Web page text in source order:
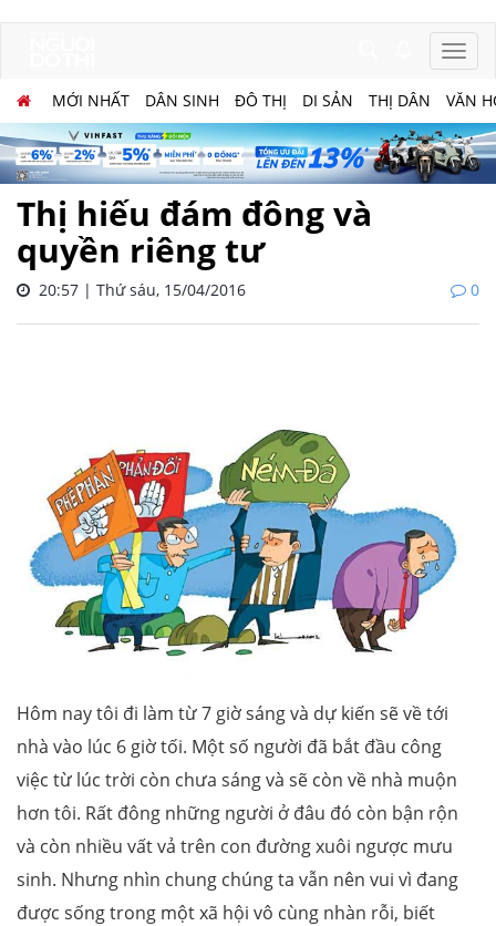
MỚI NHẤT DÂN SINH ĐÔ THỊ DI SẢN THỊ DÂN VĂN
Thị hiếu đám đông và
quyền riêng tư
20:57 | Thứ sáu, 15/04/2016 0
Hôm nay tôi đi làm từ 7 giờ sáng và dự kiến sẽ về tới
nhà vào lúc 6 giờ tối. Một số người đã bắt đầu công
việc từ lúc trời còn chưa sáng và sẽ còn về nhà muộn
hơn tôi. Rất đông những người ở đâu đó còn bận rộn
và còn nhiều vất vả trên con đường xuôi ngược mưu
sinh. Nhưng nhìn chung chúng ta vẫn nên vui vì đang
được sống trong một xã hội vô cùng nhàn rỗi, biết